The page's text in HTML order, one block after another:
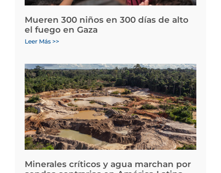
Mueren 300 niños en 300 días de alto
el fuego en Gaza
Leer Más >>
Minerales críticos y agua marchan por